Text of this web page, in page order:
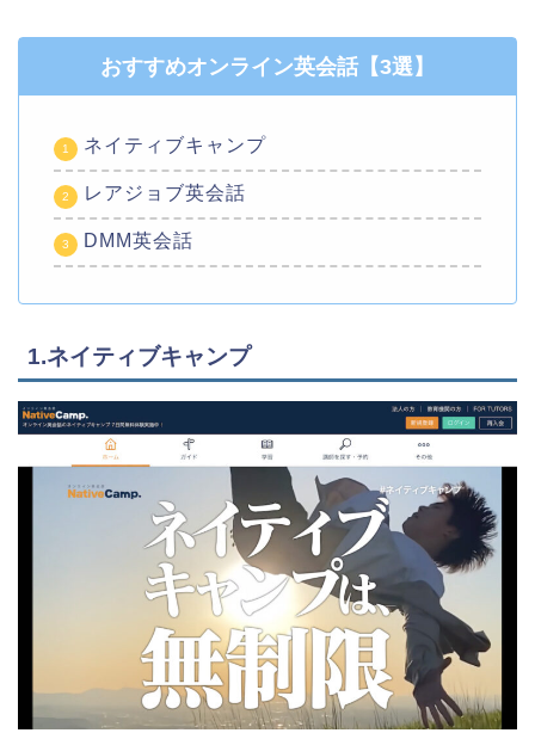
おすすめオンライン英会話【3選】
ネイティブキャンプ
レアジョブ英会話
DMM英会話
1.ネイティブキャンプ